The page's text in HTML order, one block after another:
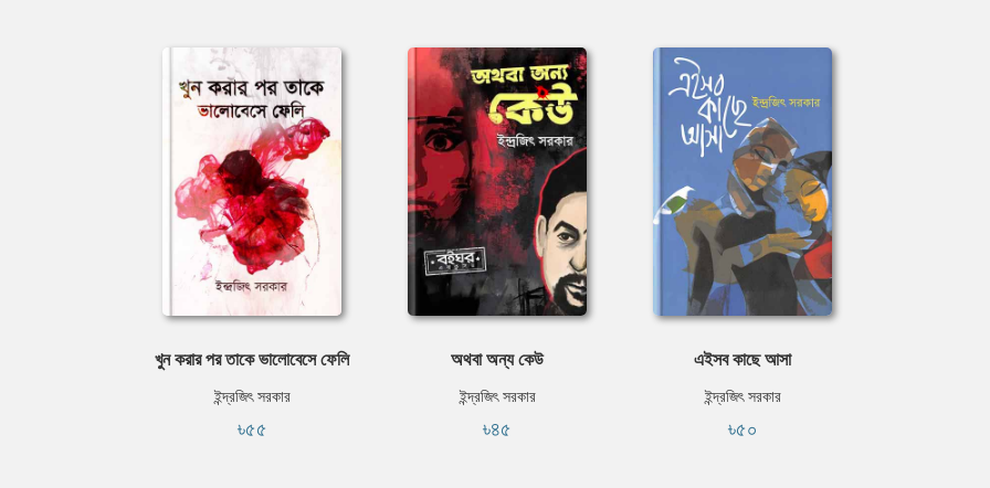
খুন করার পর তাকে ভালোবেসে ফেলি
ইন্দ্রজিৎ সরকার
৳৫৫
অথবা অন্য কেউ
ইন্দ্রজিৎ সরকার
৳৪৫
এইসব কাছে আসা
ইন্দ্রজিৎ সরকার
৳৫০